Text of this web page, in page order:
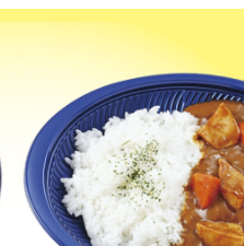
兵庫県